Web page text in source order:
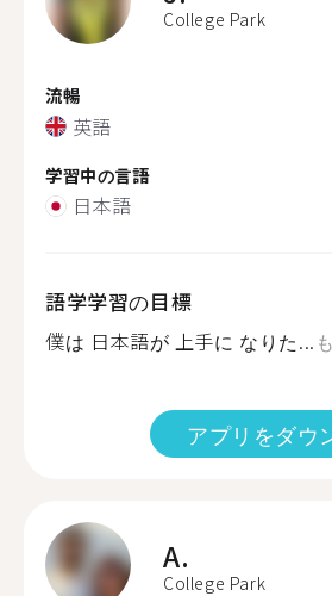
College Park
流暢
英語
学習中の言語
日本語
語学学習の目標
僕は 日本語が 上手に なりた...
アプリをダウ
A.
College Park